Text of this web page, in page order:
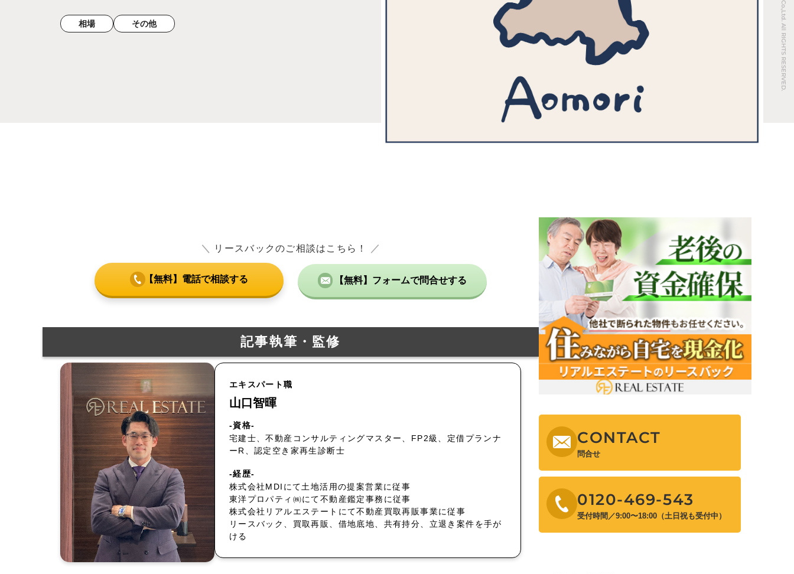
相場 その他
＼ リースバックのご相談はこちら！ ／
【無料】電話で相談する 【無料】フォームで問合せする
記事執筆・監修
エキスパート職
山口智暉
-資格-
宅建士、不動産コンサルティングマスター、FP2級、定借プランナ
ーR、認定空き家再生診断士
-経歴-
株式会社MDIにて土地活用の提案営業に従事
東洋プロパティ㈱にて不動産鑑定事務に従事
株式会社リアルエステートにて不動産買取再販事業に従事
リースバック、買取再販、借地底地、共有持分、立退き案件を手が
ける
CONTACT
問合せ
0120-469-543
受付時間／9:00〜18:00（土日祝も受付中）